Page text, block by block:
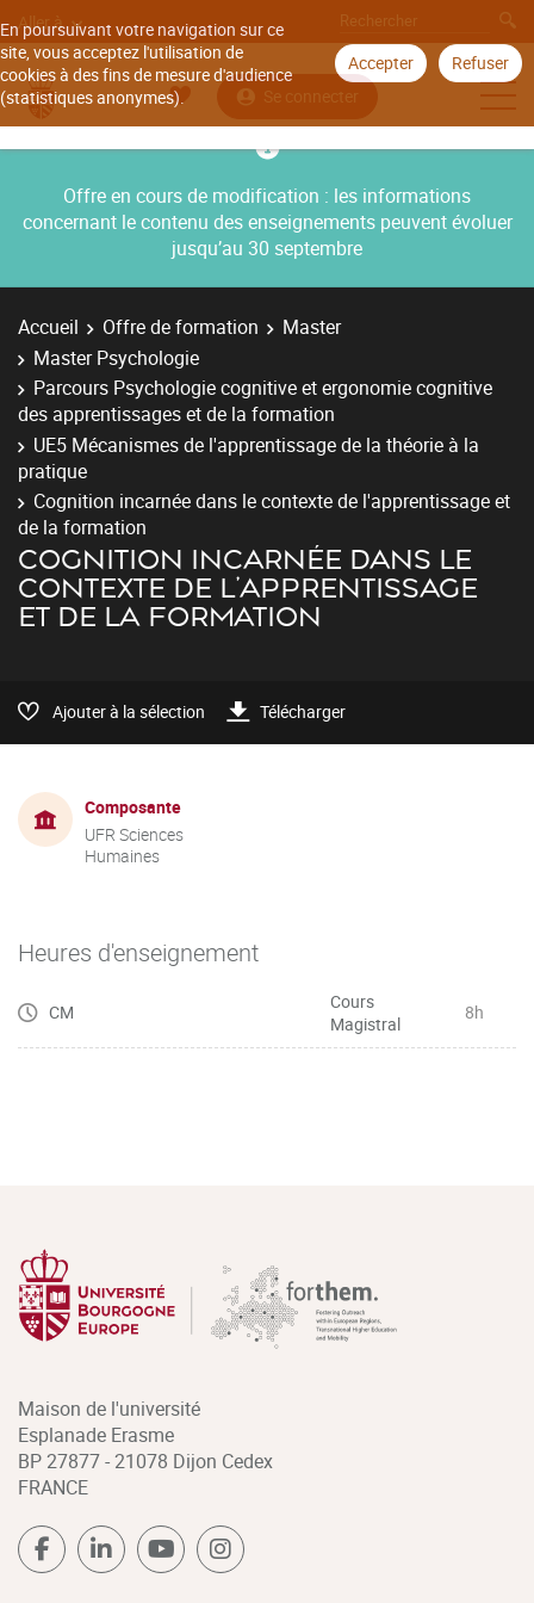
En poursuivant votre navigation sur ce
site, vous acceptez l'utilisation de
cookies à des fins de mesure d'audience
(statistiques anonymes).
Accepter Refuser
Aller à
Se connecter
Offre en cours de modification : les informations
concernant le contenu des enseignements peuvent évoluer
jusqu’au 30 septembre
Accueil Offre de formation
Master
Master Psychologie
Parcours Psychologie cognitive et ergonomie cognitive
des apprentissages et de la formation
UE5 Mécanismes de l'apprentissage de la théorie à la
pratique
Cognition incarnée dans le contexte de l'apprentissage et
de la formation
COGNITION INCARNÉE DANS LE
CONTEXTE DE L'APPRENTISSAGE
ET DE LA FORMATION
Ajouter à la sélection Télécharger
Composante
UFR Sciences
Humaines
Heures d'enseignement
CM
Cours
Magistral
8h
Maison de l'université
Esplanade Erasme
BP 27877 - 21078 Dijon Cedex
FRANCE